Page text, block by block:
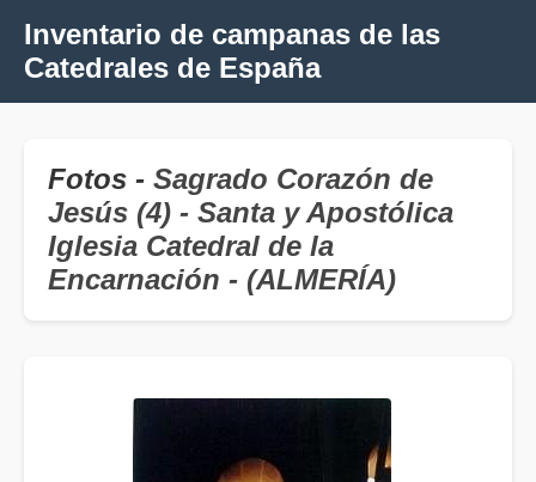
Inventario de campanas de las
Catedrales de España
Fotos - Sagrado Corazón de
Jesús (4) - Santa y Apostólica
Iglesia Catedral de la
Encarnación - (ALMERÍA)